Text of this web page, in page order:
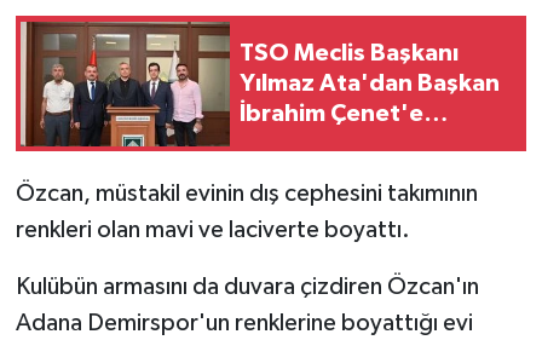
TSO Meclis Başkanı
Yılmaz Ata'dan Başkan
İbrahim Çenet'e
Özcan, müstakil evinin dış cephesini takımının
renkleri olan mavi ve laciverte boyattı.
Kulübün armasını da duvara çizdiren Özcan'ın
Adana Demirspor'un renklerine boyattığı evi